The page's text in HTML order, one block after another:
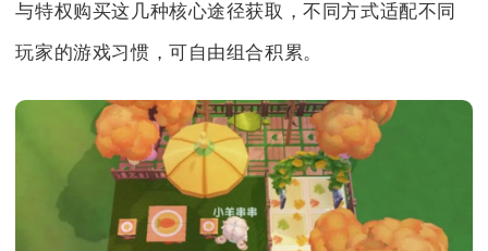
与特权购买这几种核心途径获取，不同方式适配不同
玩家的游戏习惯，可自由组合积累。